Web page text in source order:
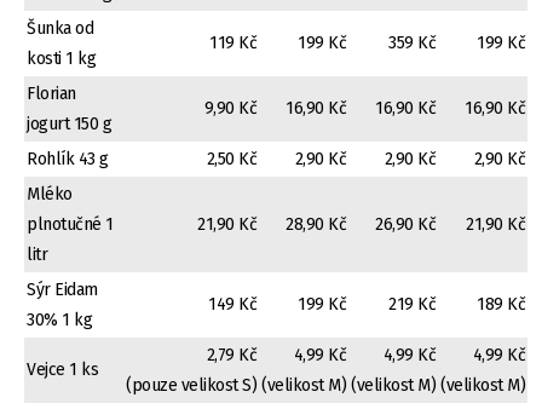
Šunka od
kosti 1 kg
119 Kč 199 Kč 359 Kč 199 Kč
Florian
jogurt 150 g
9,90 Kč 16,90 Kč 16,90 Kč 16,90 Kč
Rohlík 43 g 2,50 Kč 2,90 Kč 2,90 Kč
2,90 Kč
Mléko
plnotučné 1
litr
21,90 Kč 28,90 Kč 26,90 Kč 21,90 Kč
Sýr Eidam
30% 1 kg
149 Kč 199 Kč 219 Kč 189 Kč
Vejce 1 ks
2,79 Kč
(pouze velikost S)
4,99 Kč
(velikost M)
4,99 Kč
(velikost M)
4,99 Kč
(velikost M)